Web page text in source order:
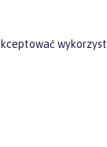
Producenci